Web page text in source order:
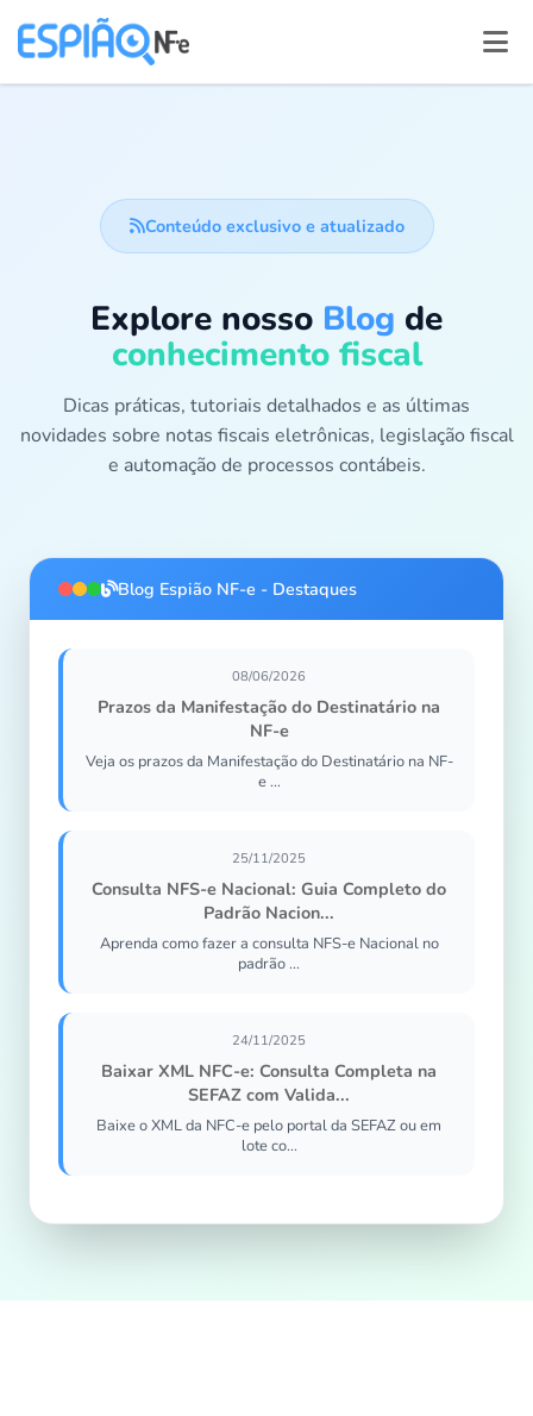
Conteúdo exclusivo e atualizado
Explore nosso Blog de
conhecimento fiscal
Dicas práticas, tutoriais detalhados e as últimas
novidades sobre notas fiscais eletrônicas, legislação fiscal
e automação de processos contábeis.
Blog Espião NF-e - Destaques
08/06/2026
Prazos da Manifestação do Destinatário na
NF-e
Veja os prazos da Manifestação do Destinatário na NF-
e ...
25/11/2025
Consulta NFS-e Nacional: Guia Completo do
Padrão Nacion...
Aprenda como fazer a consulta NFS-e Nacional no
padrão ...
24/11/2025
Baixar XML NFC-e: Consulta Completa na
SEFAZ com Valida...
Baixe o XML da NFC-e pelo portal da SEFAZ ou em
lote co...